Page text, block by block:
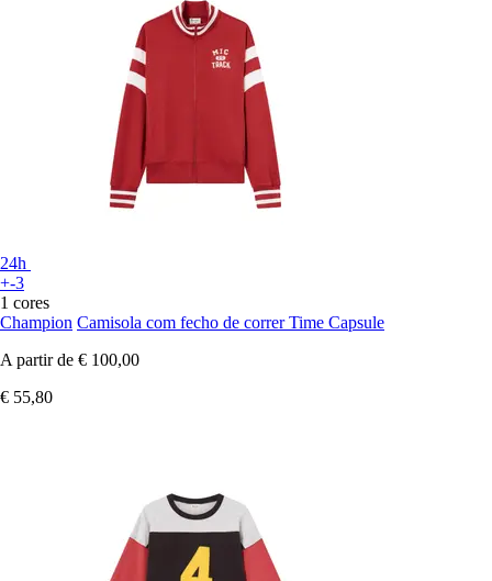
24h
+-3
1 cores
Champion Camisola com fecho de correr Time Capsule
A partir de € 100,00
€ 55,80